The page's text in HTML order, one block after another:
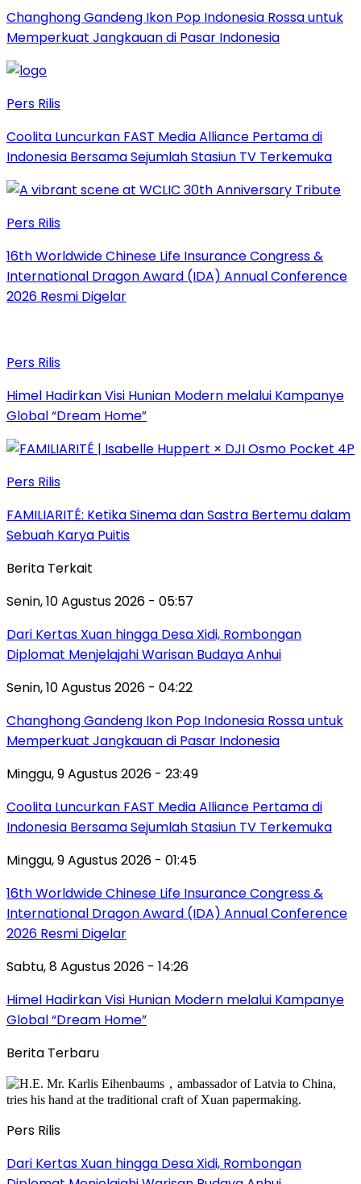
Changhong Gandeng Ikon Pop Indonesia Rossa untuk
Memperkuat Jangkauan di Pasar Indonesia
Pers Rilis
Coolita Luncurkan FAST Media Alliance Pertama di
Indonesia Bersama Sejumlah Stasiun TV Terkemuka
Pers Rilis
16th Worldwide Chinese Life Insurance Congress &
International Dragon Award (IDA) Annual Conference
2026 Resmi Digelar
Pers Rilis
Himel Hadirkan Visi Hunian Modern melalui Kampanye
Global “Dream Home”
Pers Rilis
FAMILIARITÉ: Ketika Sinema dan Sastra Bertemu dalam
Sebuah Karya Puitis
Berita Terkait
Senin, 10 Agustus 2026 - 05:57
Dari Kertas Xuan hingga Desa Xidi, Rombongan
Diplomat Menjelajahi Warisan Budaya Anhui
Senin, 10 Agustus 2026 - 04:22
Changhong Gandeng Ikon Pop Indonesia Rossa untuk
Memperkuat Jangkauan di Pasar Indonesia
Minggu, 9 Agustus 2026 - 23:49
Coolita Luncurkan FAST Media Alliance Pertama di
Indonesia Bersama Sejumlah Stasiun TV Terkemuka
Minggu, 9 Agustus 2026 - 01:45
16th Worldwide Chinese Life Insurance Congress &
International Dragon Award (IDA) Annual Conference
2026 Resmi Digelar
Sabtu, 8 Agustus 2026 - 14:26
Himel Hadirkan Visi Hunian Modern melalui Kampanye
Global “Dream Home”
Berita Terbaru
Pers Rilis
Dari Kertas Xuan hingga Desa Xidi, Rombongan